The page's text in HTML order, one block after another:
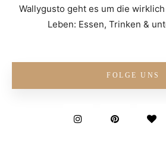
Wallygusto geht es um die
Leben: Essen, Trinken &
FOLGE UNS